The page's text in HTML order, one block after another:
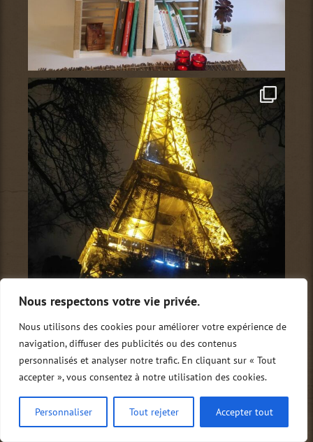
Nous respectons votre vie privée.
Nous utilisons des cookies pour améliorer votre expérience de
navigation, diffuser des publicités ou des contenus
personnalisés et analyser notre trafic. En cliquant sur « Tout
accepter », vous consentez à notre utilisation des cookies.
Personnaliser Tout rejeter Accepter tout